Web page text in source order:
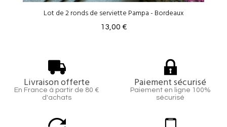
Lot de 2 ronds de serviette Pampa - Bordeaux
13,00 €
Livraison offerte
En France à partir de 80 €
d'achats
Paiement sécurisé
Paiement en ligne 100%
sécurisé